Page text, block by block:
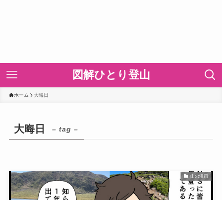
図解ひとり登山
ホーム 大晦日
大晦日 – tag –
山の漫画